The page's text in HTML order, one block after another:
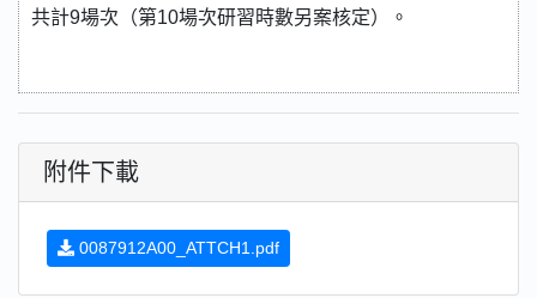
共計9場次（第10場次研習時數另案核定）。
附件下載
0087912A00_ATTCH1.pdf